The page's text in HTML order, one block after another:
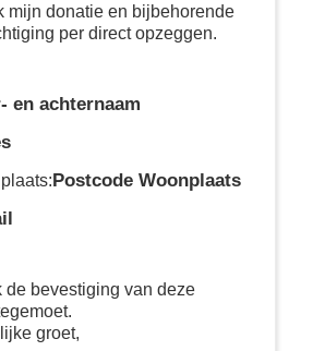
mijn donatie en bijbehorende
per direct opzeggen.
en achternaam
Postcode Woonplaats
de bevestiging van deze
groet,